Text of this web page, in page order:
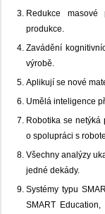
Redukce masové
produkce.
Zavádění
výrobě.
Aplikují se nové
Umělá inteligence
Robotika se netýká
o spolupráci s
Všechny analýzy
jedné dekády.
Systémy typu
SMART